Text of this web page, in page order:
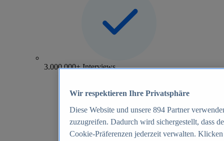
3.000.000+ Interviews
Wir respektieren Ihre Privatsphäre
Diese Website und unsere 894Partner
zuzugreifen. Dadurch wird sichergestellt, dass
Cookie-Präferenzen jederzeit verwalten.